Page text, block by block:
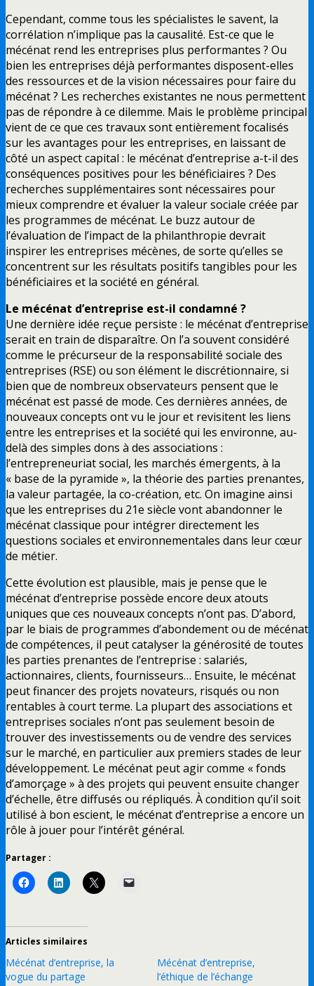
Cependant, comme tous les spécialistes le savent, la
corrélation n’implique pas la causalité. Est-ce que le
mécénat rend les entreprises plus performantes ? Ou
bien les entreprises déjà performantes disposent-elles
des ressources et de la vision nécessaires pour faire du
mécénat ? Les recherches existantes ne nous permettent
pas de répondre à ce dilemme. Mais le problème principal
vient de ce que ces travaux sont entièrement focalisés
sur les avantages pour les entreprises, en laissant de
côté un aspect capital : le mécénat d’entreprise a-t-il des
conséquences positives pour les bénéficiaires ? Des
recherches supplémentaires sont nécessaires pour
mieux comprendre et évaluer la valeur sociale créée par
les programmes de mécénat. Le buzz autour de
l’évaluation de l’impact de la philanthropie devrait
inspirer les entreprises mécènes, de sorte qu’elles se
concentrent sur les résultats positifs tangibles pour les
bénéficiaires et la société en général.
Le mécénat d’entreprise est-il condamné ?
Une dernière idée reçue persiste : le mécénat d’entreprise
serait en train de disparaître. On l’a souvent considéré
comme le précurseur de la responsabilité sociale des
entreprises (RSE) ou son élément le discrétionnaire, si
bien que de nombreux observateurs pensent que le
mécénat est passé de mode. Ces dernières années, de
nouveaux concepts ont vu le jour et revisitent les liens
entre les entreprises et la société qui les environne, au-
delà des simples dons à des associations :
l’entrepreneuriat social, les marchés émergents, à la
« base de la pyramide », la théorie des parties prenantes,
la valeur partagée, la co-création, etc. On imagine ainsi
que les entreprises du 21e siècle vont abandonner le
mécénat classique pour intégrer directement les
questions sociales et environnementales dans leur cœur
de métier.
Cette évolution est plausible, mais je pense que le
mécénat d’entreprise possède encore deux atouts
uniques que ces nouveaux concepts n’ont pas. D’abord,
par le biais de programmes d’abondement ou de mécénat
de compétences, il peut catalyser la générosité de toutes
les parties prenantes de l’entreprise : salariés,
actionnaires, clients, fournisseurs… Ensuite, le mécénat
peut financer des projets novateurs, risqués ou non
rentables à court terme. La plupart des associations et
entreprises sociales n’ont pas seulement besoin de
trouver des investissements ou de vendre des services
sur le marché, en particulier aux premiers stades de leur
développement. Le mécénat peut agir comme « fonds
d’amorçage » à des projets qui peuvent ensuite changer
d’échelle, être diffusés ou répliqués. À condition qu’il soit
utilisé à bon escient, le mécénat d’entreprise a encore un
rôle à jouer pour l’intérêt général.
Partager :
Articles similaires
Mécénat d’entreprise, la
vogue du partage
Mécénat d’entreprise,
l’éthique de l’échange